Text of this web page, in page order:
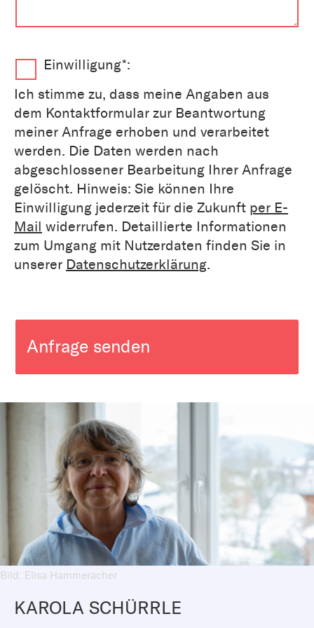
Einwilligung*:
Ich stimme zu, dass meine Angaben aus
dem Kontaktformular zur Beantwortung
meiner Anfrage erhoben und verarbeitet
werden. Die Daten werden nach
abgeschlossener Bearbeitung Ihrer Anfrage
gelöscht. Hinweis: Sie können Ihre
Einwilligung jederzeit für die Zukunft per E-
Mail widerrufen. Detaillierte Informationen
zum Umgang mit Nutzerdaten finden Sie in
unserer Datenschutzerklärung.
Anfrage senden
Bild: Elisa Hammeracher
KAROLA SCHÜRRLE